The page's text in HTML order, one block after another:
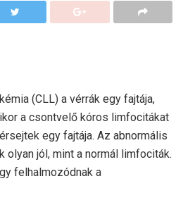
(CLL) a vérrák egy fajtája,
a csontvelő kóros limfocitákat
egy fajtája. Az abnormális
olyan jól, mint a normál limfociták.
felhalmozódnak a